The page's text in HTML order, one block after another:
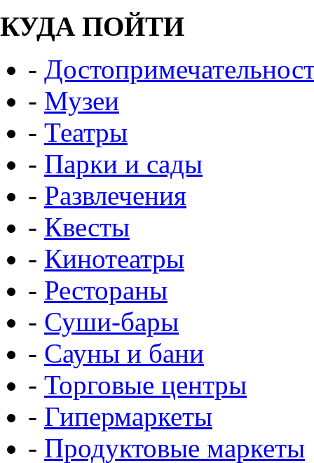
КУДА ПОЙТИ
-
- Музеи
- Театры
- Парки и сады
- Развлечения
- Квесты
- Кинотеатры
- Рестораны
- Суши-бары
- Сауны и бани
- Торговые центры
- Гипермаркеты
- Продуктовые маркеты